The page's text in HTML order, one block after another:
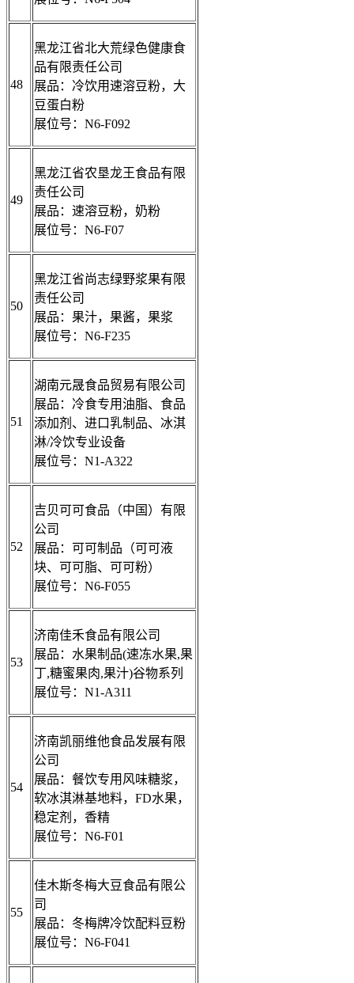
48
黑龙江省北大荒绿色健康食
品有限责任公司
展品：冷饮用速溶豆粉，大
豆蛋白粉
展位号：N6-F092
49
黑龙江省农垦龙王食品有限
责任公司
展品：速溶豆粉，奶粉
展位号：N6-F07
50
黑龙江省尚志绿野浆果有限
责任公司
展品：果汁，果酱，果浆
展位号：N6-F235
51
湖南元晟食品贸易有限公司
展品：冷食专用油脂、食品
添加剂、进口乳制品、冰淇
淋/冷饮专业设备
展位号：N1-A322
52
吉贝可可食品（中国）有限
公司
展品：可可制品（可可液
块、可可脂、可可粉）
展位号：N6-F055
53
济南佳禾食品有限公司
展品：水果制品(速冻水果,果
丁,糖蜜果肉,果汁)谷物系列
展位号：N1-A311
54
济南凯丽维他食品发展有限
公司
展品：餐饮专用风味糖浆，
软冰淇淋基地料，FD水果，
稳定剂，香精
展位号：N6-F01
55
佳木斯冬梅大豆食品有限公
司
展品：冬梅牌冷饮配料豆粉
展位号：N6-F041